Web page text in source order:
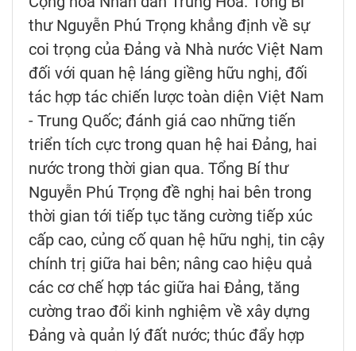
thư Nguyễn Phú Trọng khẳng định về sự
coi trọng của Đảng và Nhà nước Việt Nam
đối với quan hệ láng giềng hữu nghị, đối
tác hợp tác chiến lược toàn diện Việt Nam
- Trung Quốc; đánh giá cao những tiến
triển tích cực trong quan hệ hai Đảng, hai
nước trong thời gian qua. Tổng Bí thư
Nguyễn Phú Trọng đề nghị hai bên trong
thời gian tới tiếp tục tăng cường tiếp xúc
cấp cao, củng cố quan hệ hữu nghị, tin cậy
chính trị giữa hai bên; nâng cao hiệu quả
các cơ chế hợp tác giữa hai Đảng, tăng
cường trao đổi kinh nghiệm về xây dựng
Đảng và quản lý đất nước; thúc đẩy hợp